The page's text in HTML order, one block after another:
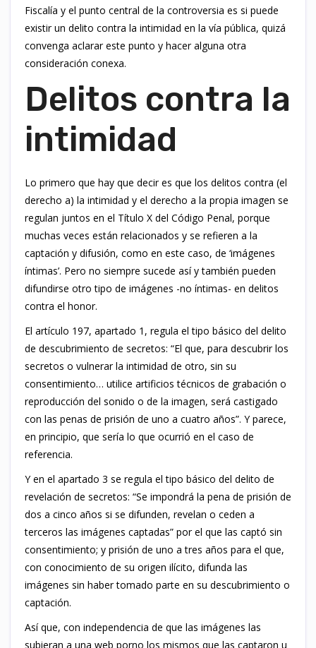
Fiscalía y el punto central de la controversia es si puede
existir un delito contra la intimidad en la vía pública, quizá
convenga aclarar este punto y hacer alguna otra
consideración conexa.
Delitos contra la
intimidad
Lo primero que hay que decir es que los delitos contra (el
derecho a) la intimidad y el derecho a la propia imagen se
regulan juntos en el Título X del Código Penal, porque
muchas veces están relacionados y se refieren a la
captación y difusión, como en este caso, de ‘imágenes
íntimas’. Pero no siempre sucede así y también pueden
difundirse otro tipo de imágenes -no íntimas- en delitos
contra el honor.
El artículo 197, apartado 1, regula el tipo básico del delito
de descubrimiento de secretos: “El que, para descubrir los
secretos o vulnerar la intimidad de otro, sin su
consentimiento… utilice artificios técnicos de grabación o
reproducción del sonido o de la imagen, será castigado
con las penas de prisión de uno a cuatro años”. Y parece,
en principio, que sería lo que ocurrió en el caso de
referencia.
Y en el apartado 3 se regula el tipo básico del delito de
revelación de secretos: “Se impondrá la pena de prisión de
dos a cinco años si se difunden, revelan o ceden a
terceros las imágenes captadas” por el que las captó sin
consentimiento; y prisión de uno a tres años para el que,
con conocimiento de su origen ilícito, difunda las
imágenes sin haber tomado parte en su descubrimiento o
captación.
Así que, con independencia de que las imágenes las
subieran a una web porno los mismos que las captaron u